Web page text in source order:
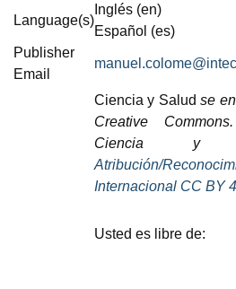
Language(s)
Inglés (en)
Español (es)
Publisher
Email
Ciencia y Saludse
Creative
Ciencia y
Atribución/
Internacional CC BY
Usted es libre de: